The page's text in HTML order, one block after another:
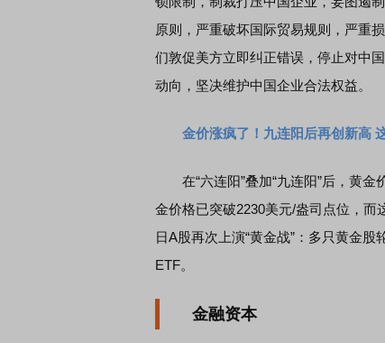
原则，严重破坏国际贸易规则，严重
们敦促美方立即纠正错误，停止对中
动向，坚决维护中国企业合法权益。
金价涨疯了！九连阳后再创新高
在“六连阳”叠加“九连阳”后，黄金
金价格已突破2230美元/盎司点位，而
日A股再次上演“黄金战”：多只黄金股
ETF。
金融资本